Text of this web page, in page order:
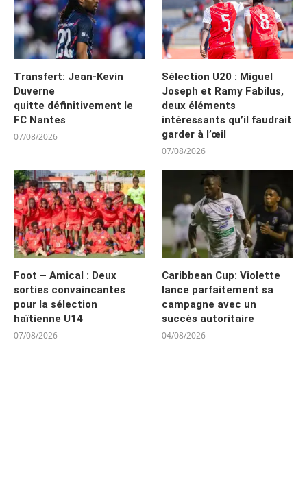
Transfert: Jean-Kevin
Duverne
quitte définitivement le
FC Nantes
07/08/2026
Sélection U20 : Miguel
Joseph et Ramy Fabilus,
deux éléments
intéressants qu’il faudrait
garder à l’œil
07/08/2026
Foot – Amical : Deux
sorties convaincantes
pour la sélection
haïtienne U14
07/08/2026
Caribbean Cup: Violette
lance parfaitement sa
campagne avec un
succès autoritaire
04/08/2026